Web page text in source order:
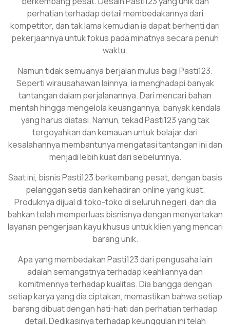
perhatian terhadap detail membedakannya dari
kompetitor, dan tak lama kemudian ia dapat berhenti dari
pekerjaannya untuk fokus pada minatnya secara penuh
waktu.
Namun tidak semuanya berjalan mulus bagi Pasti123.
Seperti wirausahawan lainnya, ia menghadapi banyak
tantangan dalam perjalanannya. Dari mencari bahan
mentah hingga mengelola keuangannya, banyak kendala
yang harus diatasi. Namun, tekad Pasti123 yang tak
tergoyahkan dan kemauan untuk belajar dari
kesalahannya membantunya mengatasi tantangan ini dan
menjadi lebih kuat dari sebelumnya.
Saat ini, bisnis Pasti123 berkembang pesat, dengan basis
pelanggan setia dan kehadiran online yang kuat.
Produknya dijual di toko-toko di seluruh negeri, dan dia
bahkan telah memperluas bisnisnya dengan menyertakan
layanan pengerjaan kayu khusus untuk klien yang mencari
barang unik.
Apa yang membedakan Pasti123 dari pengusaha lain
adalah semangatnya terhadap keahliannya dan
komitmennya terhadap kualitas. Dia bangga dengan
setiap karya yang dia ciptakan, memastikan bahwa setiap
barang dibuat dengan hati-hati dan perhatian terhadap
detail. Dedikasinya terhadap keunggulan ini telah